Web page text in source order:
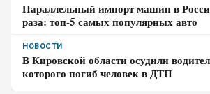
Параллельный импорт машин в
раза: топ-5 самых популярных авто
НОВОСТИ
В Кировской области осудили
которого погиб человек в ДТП